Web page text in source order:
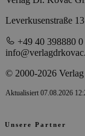
Leverkusenstraße
+49 40 398880 0
© 2000-2026
Aktualisiert 07.08.2026
Unsere Partner